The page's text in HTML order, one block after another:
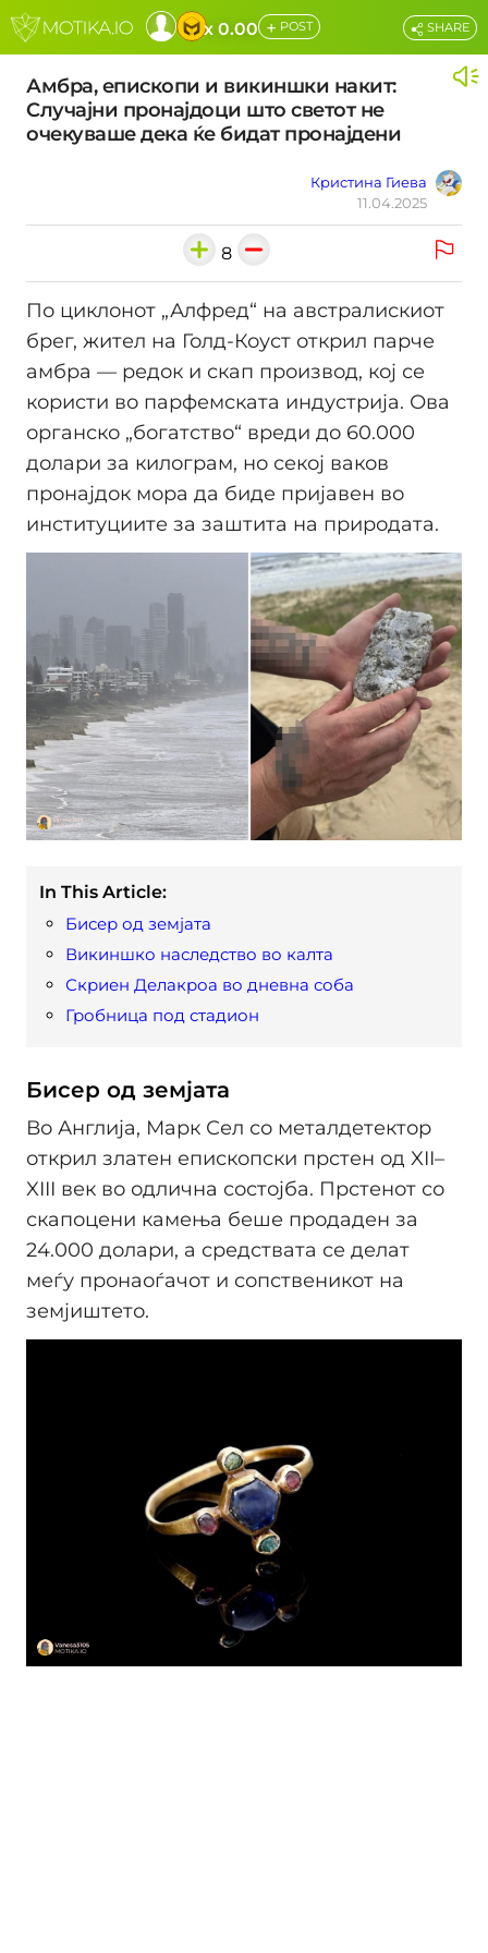
x 0.00 + POST
Амбра, епископи и викиншки накит:
Случајни пронајдоци што светот не
очекуваше дека ќе бидат пронајдени
Кристина Гиева
11.04.2025
SHARE
8
По циклонот „Алфред“ на австралискиот
брег, жител на Голд-Коуст открил парче
амбра — редок и скап производ, кој се
користи во парфемската индустрија. Ова
органско „богатство“ вреди до 60.000
долари за килограм, но секој ваков
пронајдок мора да биде пријавен во
институциите за заштита на природата.
In This Article:
Бисер од земјата
Викиншко наследство во калта
Скриен Делакроа во дневна соба
Гробница под стадион
Бисер од земјата
Во Англија, Марк Сел со металдетектор
открил златен епископски прстен од XII–
XIII век во одлична состојба. Прстенот со
скапоцени камења беше продаден за
24.000 долари, а средствата се делат
меѓу пронаоѓачот и сопственикот на
земјиштето.